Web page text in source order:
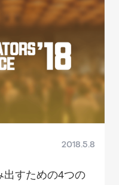
2018.5.8
出すための4つの